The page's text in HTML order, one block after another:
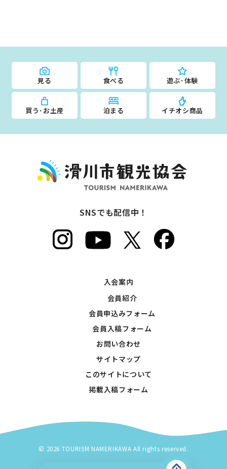
見る 食べる 遊ぶ･体験
買う･お土産 泊まる イチオシ商品
SNSでも配信中！
入会案内
会員紹介
会員申込みフォーム
会員入稿フォーム
お問い合わせ
サイトマップ
このサイトについて
掲載入稿フォーム
© 2026 TOURISM NAMERIKAWA All rights reserved.